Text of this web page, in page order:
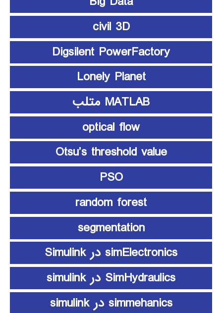
civil 3D
Digsilent PowerFactory
Lonely Planet
MATLAB متلب
optical flow
Otsu’s threshold value
PSO
random forest
segmentation
simElectronics در Simulink
SimHydraulics در simulink
simmehanics در simulink